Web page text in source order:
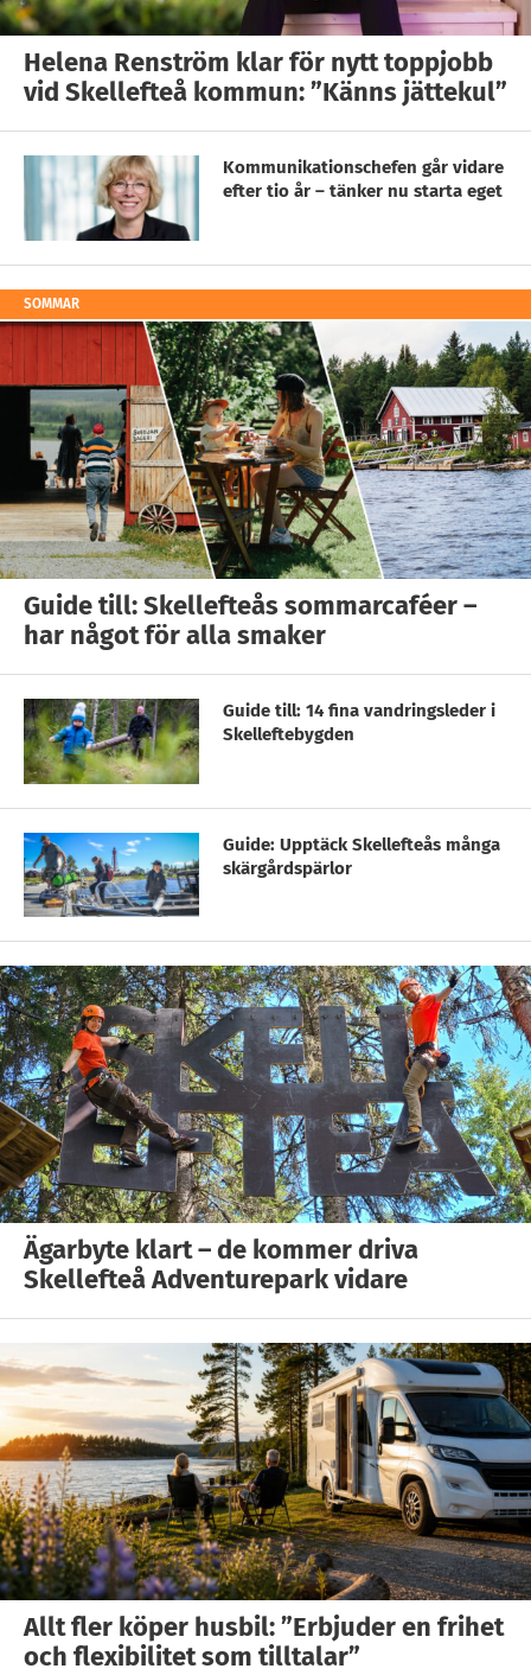
Helena Renström klar för nytt toppjobb
vid Skellefteå kommun: ”Känns jättekul”
Kommunikationschefen går vidare
efter tio år – tänker nu starta eget
SOMMAR
Guide till: Skellefteås sommarcaféer –
har något för alla smaker
Guide till: 14 fina vandringsleder i
Skelleftebygden
Guide: Upptäck Skellefteås många
skärgårdspärlor
Ägarbyte klart – de kommer driva
Skellefteå Adventurepark vidare
Allt fler köper husbil: ”Erbjuder en frihet
och flexibilitet som tilltalar”